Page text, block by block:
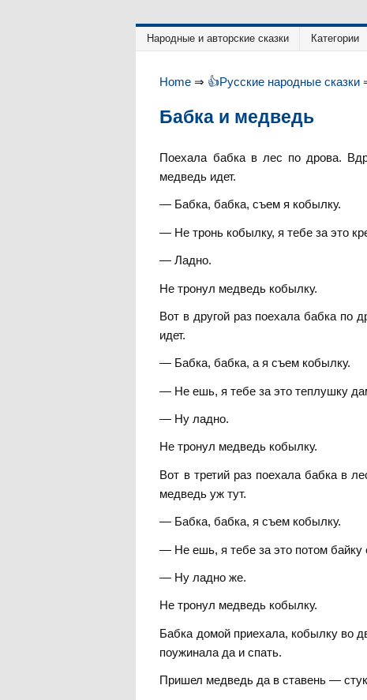
Народные и авторские сказки Категории
Home ⇒ 👍Русские народные сказки
Бабка и медведь
Поехала бабка в лес по дрова.
медведь идет.
— Бабка, бабка, съем я кобылку.
— Не тронь кобылку, я тебе за это
— Ладно.
Не тронул медведь кобылку.
Вот в другой раз поехала бабка по
идет.
— Бабка, бабка, а я съем кобылку.
— Не ешь, я тебе за это теплушку
— Ну ладно.
Не тронул медведь кобылку.
Вот в третий раз поехала бабка в
медведь уж тут.
— Бабка, бабка, я съем кобылку.
— Не ешь, я тебе за это потом байку
— Ну ладно же.
Не тронул медведь кобылку.
Бабка домой приехала, кобылку во
поужинала да и спать.
Пришел медведь да в ставень —